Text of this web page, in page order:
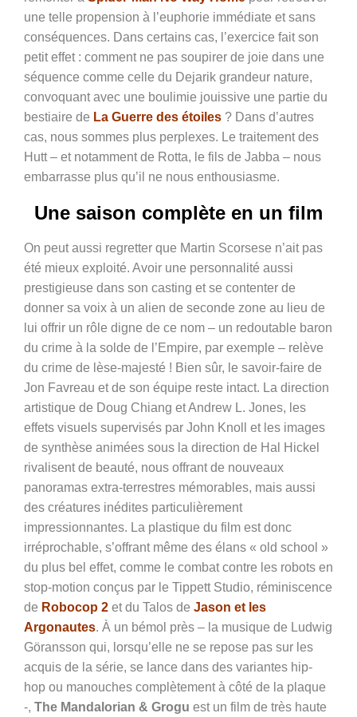
une telle propension à l’euphorie immédiate et sans
conséquences. Dans certains cas, l’exercice fait son
petit effet : comment ne pas soupirer de joie dans une
séquence comme celle du Dejarik grandeur nature,
convoquant avec une boulimie jouissive une partie du
bestiaire de La Guerre des étoiles ? Dans d’autres
cas, nous sommes plus perplexes. Le traitement des
Hutt – et notamment de Rotta, le fils de Jabba – nous
embarrasse plus qu’il ne nous enthousiasme.
Une saison complète en un film
On peut aussi regretter que Martin Scorsese n’ait pas
été mieux exploité. Avoir une personnalité aussi
prestigieuse dans son casting et se contenter de
donner sa voix à un alien de seconde zone au lieu de
lui offrir un rôle digne de ce nom – un redoutable baron
du crime à la solde de l’Empire, par exemple – relève
du crime de lèse-majesté ! Bien sûr, le savoir-faire de
Jon Favreau et de son équipe reste intact. La direction
artistique de Doug Chiang et Andrew L. Jones, les
effets visuels supervisés par John Knoll et les images
de synthèse animées sous la direction de Hal Hickel
rivalisent de beauté, nous offrant de nouveaux
panoramas extra-terrestres mémorables, mais aussi
des créatures inédites particulièrement
impressionnantes. La plastique du film est donc
irréprochable, s’offrant même des élans « old school »
du plus bel effet, comme le combat contre les robots en
stop-motion conçus par le Tippett Studio, réminiscence
de Robocop 2 et du Talos de Jason et les
Argonautes. À un bémol près – la musique de Ludwig
Göransson qui, lorsqu’elle ne se repose pas sur les
acquis de la série, se lance dans des variantes hip-
hop ou manouches complètement à côté de la plaque
-, The Mandalorian & Grogu est un film de très haute